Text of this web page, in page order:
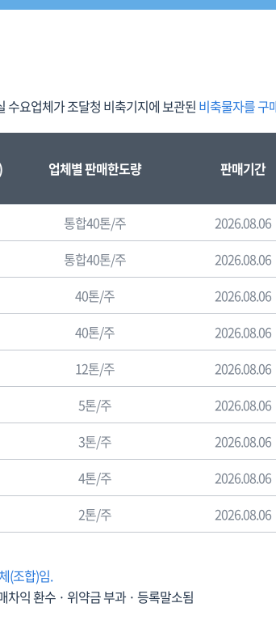
수요업체가 조달청 비축기지에 보관된 비축물자를 구
업체별 판매한도량 판매기간
통합40톤/주 2026.08.06
통합40톤/주 2026.08.06
40톤/주 2026.08.06
40톤/주 2026.08.06
12톤/주 2026.08.06
5톤/주 2026.08.06
3톤/주 2026.08.06
4톤/주 2026.08.06
2톤/주 2026.08.06
(조합)임.
차익 환수 · 위약금 부과 · 등록말소됨